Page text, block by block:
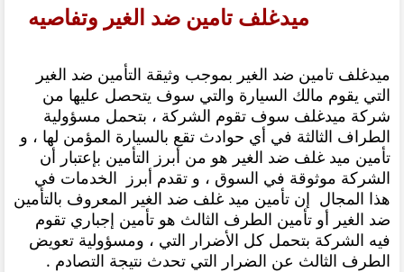
ميدغلف تامين ضد الغير وتفاصيه
ميدغلف تامين ضد الغير بموجب وثيقة التأمين ضد الغير
التي يقوم مالك السيارة والتي سوف يتحصل عليها من
شركة ميدغلف سوف تقوم الشركة ، بتحمل مسؤولية
الطراف الثالثة في أي حوادث تقع بالسيارة المؤمن لها ، و
تأمين ميد غلف ضد الغير هو من أبرز التأمين بإعتبار أن
الشركة موثوقة في السوق ، و تقدم أبرز الخدمات في
هذا المجال إن تأمين ميد غلف ضد الغير المعروف بالتأمين
ضد الغير أو تأمين الطرف الثالث هو تأمين إجباري تقوم
فيه الشركة بتحمل كل الأضرار التي ، ومسؤولية تعويض
الطرف الثالث عن الضرار التي تحدث نتيجة التصادم .